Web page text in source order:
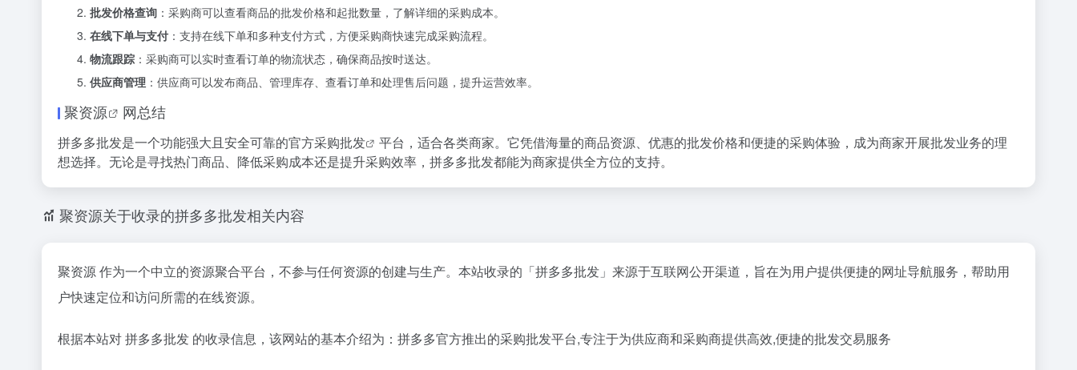
批发价格查询 ：采购商可以查看商品的批发价格和起批数量，了解详细的采购成本。
在线下单与支付 ：支持在线下单和多种支付方式，方便采购商快速完成采购流程。
物流跟踪 ：采购商可以实时查看订单的物流状态，确保商品按时送达。
供应商管理 ：供应商可以发布商品、管理库存、查看订单和处理售后问题，提升运营效率。
聚资源 网总结
拼多多批发是一个功能强大且安全可靠的官方采购批发
平台，适合各类商家。它凭借海量的商品资源、优惠的批发价格和便捷的采购体验，成为商家开展批发业务的理
想选择。无论是寻找热门商品、降低采购成本还是提升采购效率，拼多多批发都能为商家提供全方位的支持。
聚资源关于收录的拼多多批发相关内容
聚资源 作为一个中立的资源聚合平台，不参与任何资源的创建与生产。本站收录的「拼多多批发」来源于互联网公开渠道，旨在为用户提供便捷的网址导航服务，帮助用
户快速定位和访问所需的在线资源。
根据本站对 拼多多批发 的收录信息，该网站的基本介绍为：拼多多官方推出的采购批发平台,专注于为供应商和采购商提供高效,便捷的批发交易服务